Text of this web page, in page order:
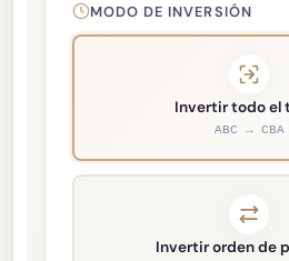
MODO DE INVERSIÓN
Invertir todo el
ABC → CBA
Invertir orden de